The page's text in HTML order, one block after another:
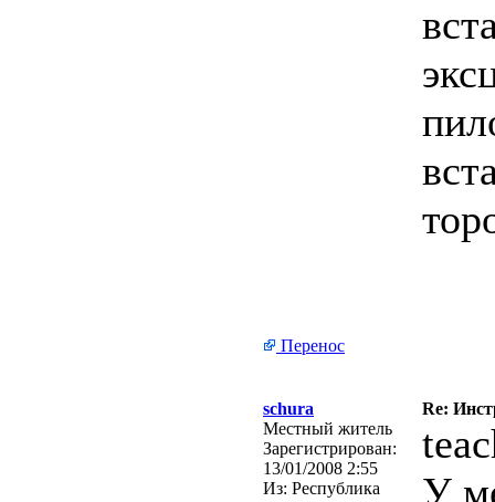
Перенос
schura
Re:
Местный житель
Зарегистрирован:
13/01/2008 2:55
Из: Республика
У